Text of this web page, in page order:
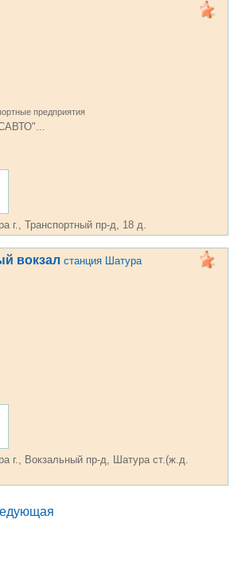
предприятия
г., Транспортный пр-д, 18 д.
вокзал станция Шатура
г., Вокзальный пр-д, Шатура ст.(ж.д.